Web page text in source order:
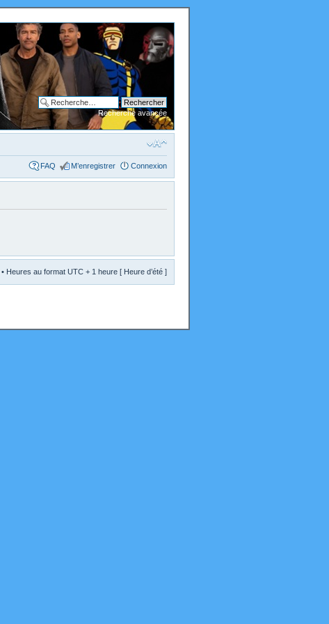
Recherche avancée
FAQ M’enregistrer Connexion
• Heures au format UTC + 1 heure [ Heure d’été ]